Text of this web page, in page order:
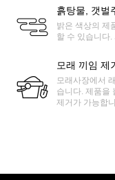
흙탕물, 갯벌
밝은 색상의 제
할 수 있습니다
모래 끼임 제
모래사장에서
습니다. 제품을
제거가 가능합